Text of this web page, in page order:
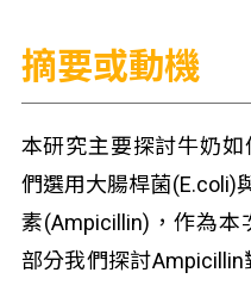
摘要或動機
本研究主要探討牛奶
們選用大腸桿菌(E.coli)
素(Ampicillin)，作為
部分我們探討